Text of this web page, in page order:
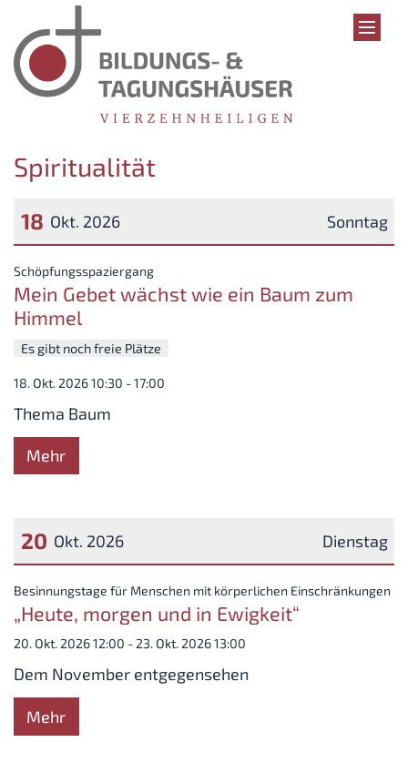
Zum Inhalt springen
Spiritualität
Sonntag
18 Okt. 2026
Datum: 18. Oktober 2026
Schöpfungsspaziergang:
Mein Gebet wächst wie ein Baum zum
Himmel
Es gibt noch freie Plätze
18. Okt. 2026 10:30 - 17:00
Thema Baum
Mehr
Dienstag
20 Okt. 2026
Datum: 20. Oktober 2026
Besinnungstage für Menschen mit körperlichen Einschränkungen
„Heute, morgen und in Ewigkeit“
20. Okt. 2026 12:00 - 23. Okt. 2026 13:00
Dem November entgegensehen
Mehr